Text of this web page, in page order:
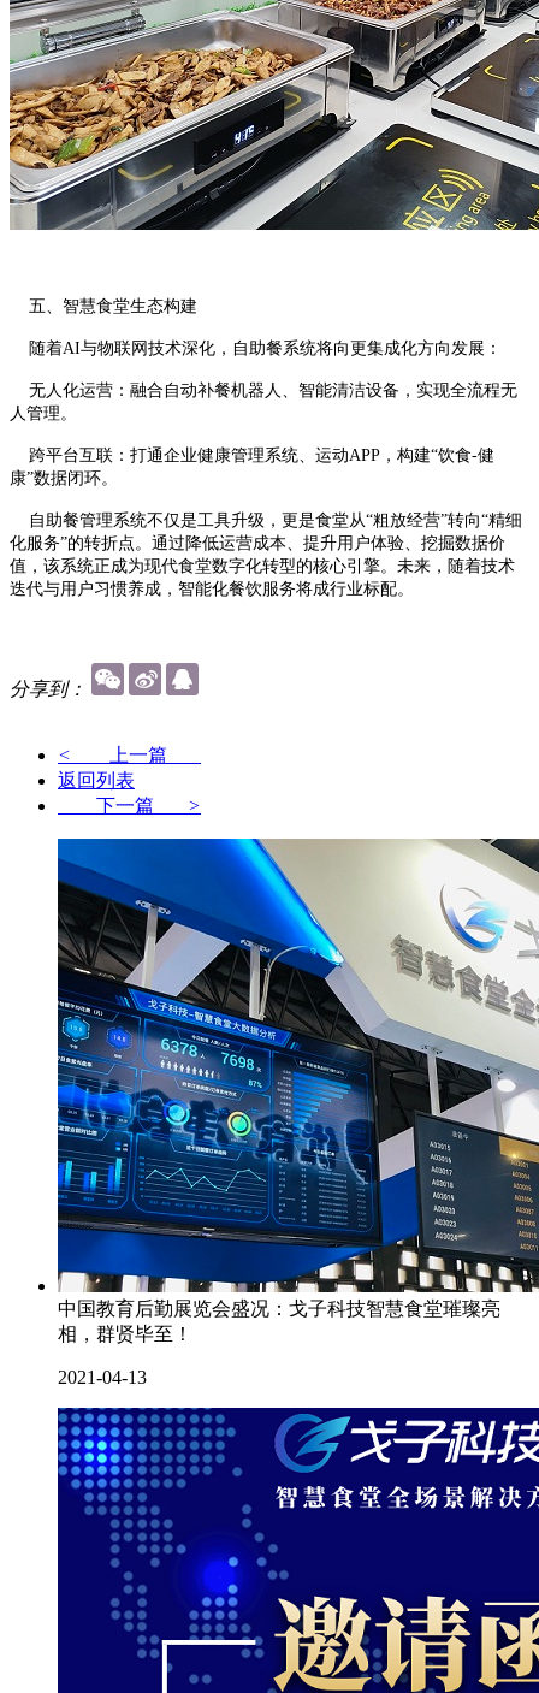
五、智慧食堂生态构建
随着AI与物联网技术深化，自助餐系统将向更集成化方向发展：
无人化运营：融合自动补餐机器人、智能清洁设备，实现全流程无
人管理。
跨平台互联：打通企业健康管理系统、运动APP，构建“饮食-健
康”数据闭环。
自助餐管理系统不仅是工具升级，更是食堂从“粗放经营”转向“精细
化服务”的转折点。通过降低运营成本、提升用户体验、挖掘数据价
值，该系统正成为现代食堂数字化转型的核心引擎。未来，随着技术
迭代与用户习惯养成，智能化餐饮服务将成行业标配。
分享到：
< 上一篇
返回列表
下一篇 >
中国教育后勤展览会盛况：戈子科技智慧食堂璀璨亮
相，群贤毕至！
2021-04-13